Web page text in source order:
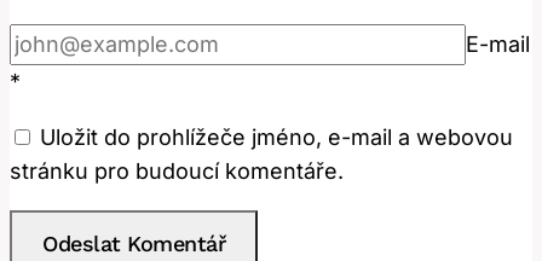
E-mail
*
Uložit do prohlížeče jméno, e-mail a webovou
stránku pro budoucí komentáře.